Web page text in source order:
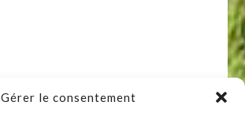
Gérer le consentement